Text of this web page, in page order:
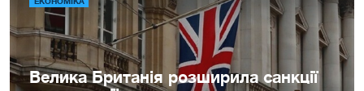
Велика Британія розширила санкції